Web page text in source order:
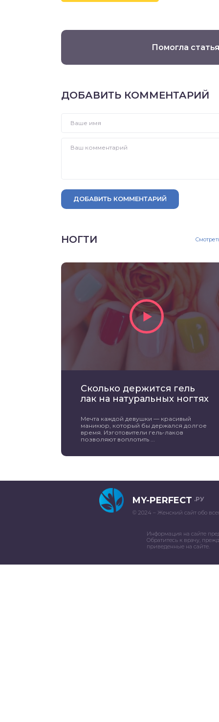
Помогла
ДОБАВИТЬ КОММЕНТАРИЙ
ДОБАВИТЬ КОММЕНТАРИЙ
НОГТИ
Сколько держится гель
лак на натуральных ногтях
Мечта каждой девушки — красивый
маникюр, который бы держался долгое
время. Изготовители гель-лаков
позволяют воплотить ...
MY-PERFECT .РУ
© 2024 – Женский сайт обо
Информация на сайте
Обратитесь к врачу,
приведенные на сайте.